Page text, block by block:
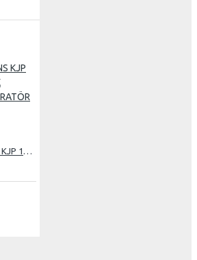
KJ POWER PERKİNS KJP 110 KVA OTOMATİK KABİNLİ DİZEL JENERATÖR